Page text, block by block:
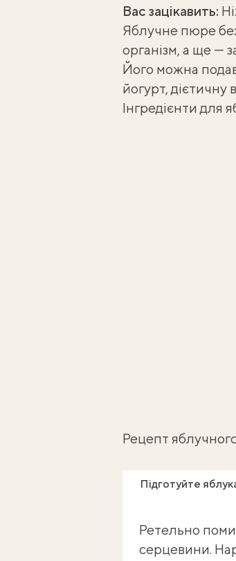
Вас зацікавить:
Яблучне пюре
організм, а ще —
Його можна
йогурт, дієтичну
Інгредієнти для
Рецепт
Підготуйте
Ретельно
серцевини.